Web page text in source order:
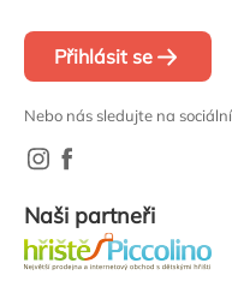
Přihlásit se
Nebo nás sledujte na
Naši partneři